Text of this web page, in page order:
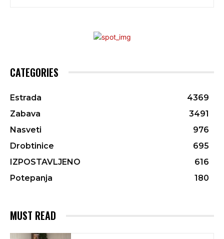
CATEGORIES
Estrada
4369
Zabava
3491
Nasveti
976
Drobtinice
695
IZPOSTAVLJENO
616
Potepanja
180
MUST READ